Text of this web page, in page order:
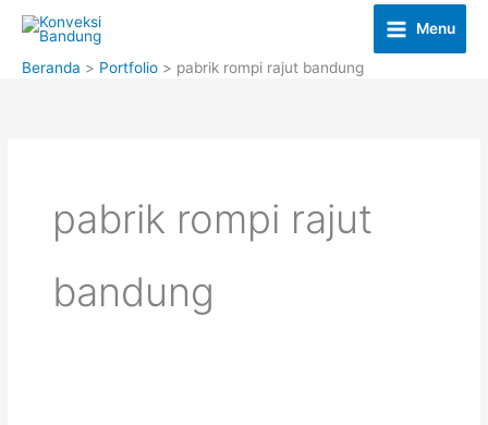
Lewati
konten
Menu
Beranda Portfolio pabrik rompi rajut bandung
pabrik rompi rajut
bandung